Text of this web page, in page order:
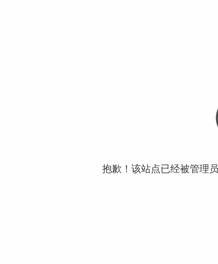
抱歉！该站点已经被管理